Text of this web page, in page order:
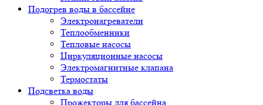
Подогрев воды в бассейне
Электронагреватели
Теплообменники
Тепловые насосы
Циркуляционные насосы
Электромагнитные клапана
Термостаты
Подсветка воды
Прожекторы для бассейна